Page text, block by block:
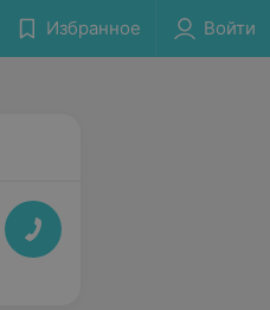
Избранное Войти